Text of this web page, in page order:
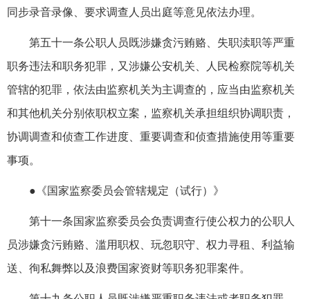
同步录音录像、要求调查人员出庭等意见依法办理。
第五十一条公职人员既涉嫌贪污贿赂、失职渎职等严重
职务违法和职务犯罪，又涉嫌公安机关、人民检察院等机关
管辖的犯罪，依法由监察机关为主调查的，应当由监察机关
和其他机关分别依职权立案，监察机关承担组织协调职责，
协调调查和侦查工作进度、重要调查和侦查措施使用等重要
事项。
●《国家监察委员会管辖规定（试行）》
第十一条国家监察委员会负责调查行使公权力的公职人
员涉嫌贪污贿赂、滥用职权、玩忽职守、权力寻租、利益输
送、徇私舞弊以及浪费国家资财等职务犯罪案件。